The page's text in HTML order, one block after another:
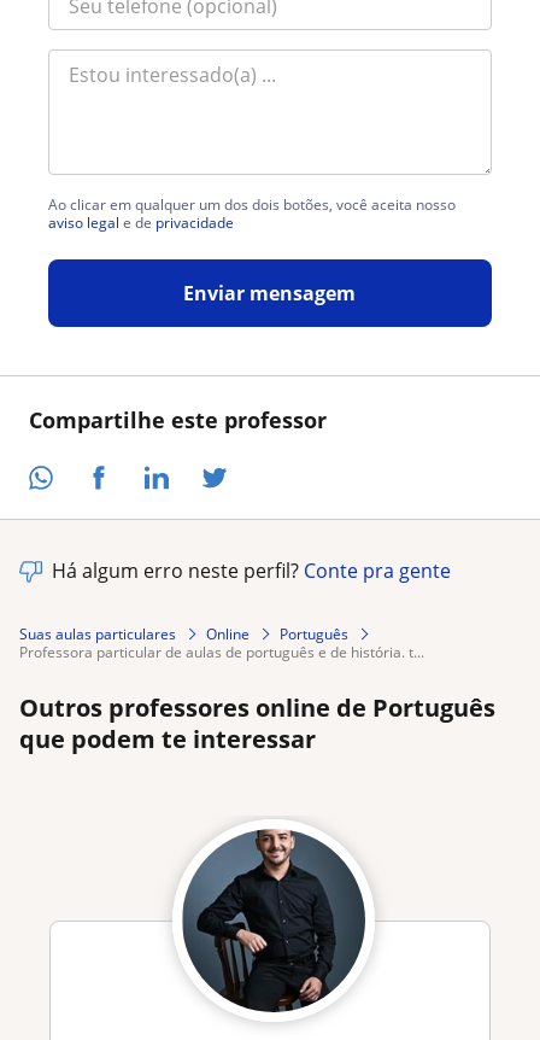
Compartilhe este professor
Ao clicar em qualquer um dos dois botões, você aceita nosso
aviso legal e de privacidade
Enviar mensagem
Há algum erro neste perfil? Conte pra gente
Suas aulas particulares Online
Português
professora particular de aulas de português e de história. t...
Outros professores online de Português
que podem te interessar